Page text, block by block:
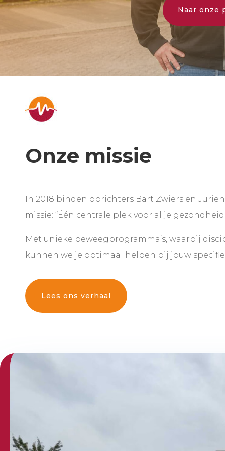
Naar onze
Onze missie
In 2018 binden oprichters Bart Zwiers en
missie: “Één centrale plek voor al je
Met unieke beweegprogramma’s, waarbij
kunnen we je optimaal helpen bij jouw
Lees ons verhaal